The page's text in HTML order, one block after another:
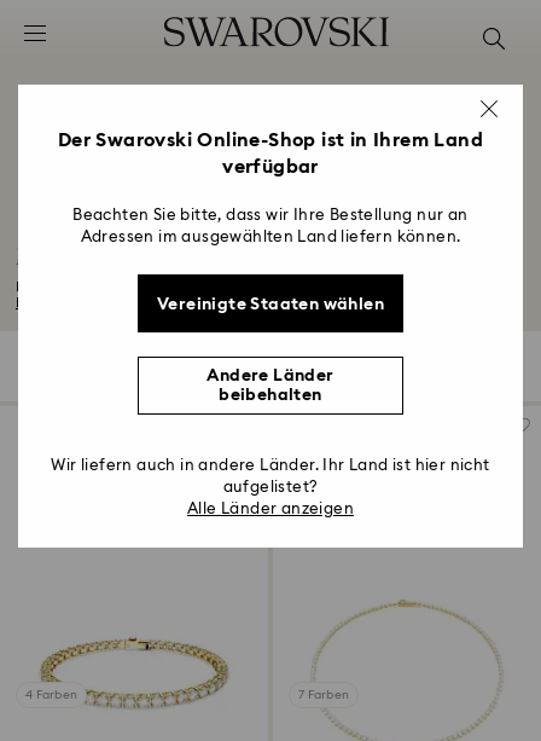
Liste Tastaturkürzel
2 - Footer
4 - Suchergebnisse
Matrix Tennis Kollektion
Filter
Filter
4 Farben 7 Farben
Der Swarovski Online-Shop ist in Ihrem Land
verfügbar
Beachten Sie bitte, dass wir Ihre Bestellung nur an
Adressen im ausgewählten Land liefern können.
Vereinigte Staaten wählen
Andere Länder
beibehalten
Wir liefern auch in andere Länder. Ihr Land ist hier nicht
aufgelistet?
Alle Länder anzeigen